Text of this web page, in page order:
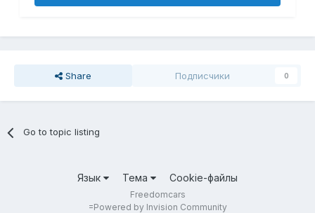
Share Подписчики 0
Go to topic listing
Язык Тема Cookie-файлы
Freedomcars
=Powered by Invision Community